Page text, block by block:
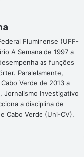
Fluminense (UFF-
A Semana de 1997 a
as funções
Paralelamente,
Verde de 2013 a
Jornalismo Investigativo
a disciplina de
Cabo Verde (Uni-CV).